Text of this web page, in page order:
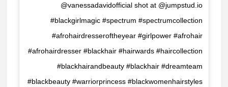
@vanessadavidofficial shot at @jumpstud.io
#blackgirlmagic #spectrum #spectrumcollection
#afrohairdresseroftheyear #girlpower #afrohair
#afrohairdresser #blackhair #hairwards #haircollection
#blackhairandbeauty #blackhair #dreamteam
#blackbeauty #warriorprincess #blackwomenhairstyles